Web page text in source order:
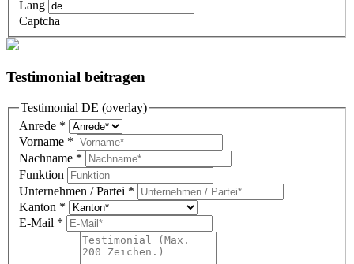
Lang
Captcha
Testimonial beitragen
Testimonial DE (overlay)
Anrede *
Vorname *
Nachname *
Funktion
Unternehmen / Partei *
Kanton *
E-Mail *